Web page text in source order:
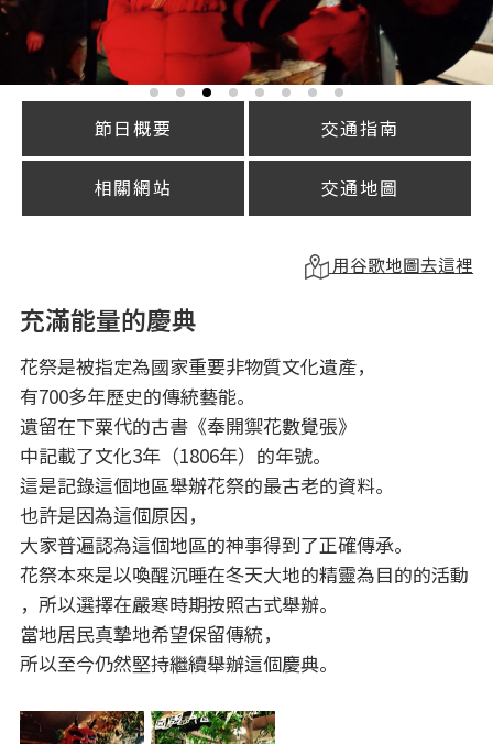
節日概要 交通指南
相關網站 交通地圖
用谷歌地圖去這裡
充滿能量的慶典
花祭是被指定為國家重要非物質文化遺產，
有700多年歷史的傳統藝能。
遺留在下粟代的古書《奉開禦花數覺張》
中記載了文化3年（1806年）的年號。
這是記錄這個地區舉辦花祭的最古老的資料。
也許是因為這個原因，
大家普遍認為這個地區的神事得到了正確傳承。
花祭本來是以喚醒沉睡在冬天大地的精靈為目的的活動
，所以選擇在嚴寒時期按照古式舉辦。
當地居民真摯地希望保留傳統，
所以至今仍然堅持繼續舉辦這個慶典。